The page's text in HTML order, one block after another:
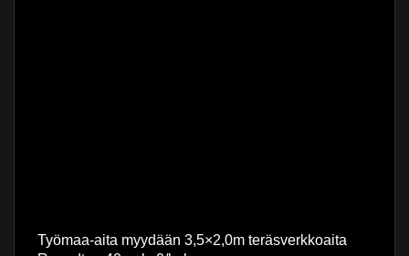
Työmaa-aita myydään 3,5×2,0m teräsverkkoaita